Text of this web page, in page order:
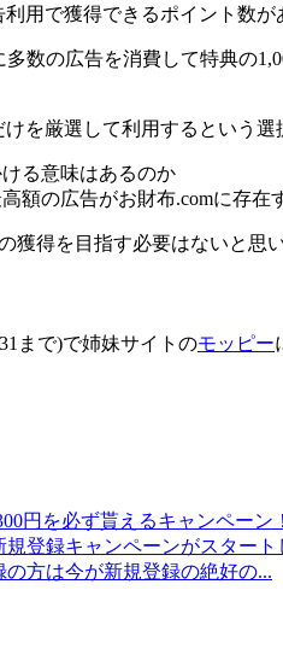
利用で獲得できるポイント数
数の広告を消費して特典の
を厳選して利用するという選
る意味はあるのか
額の広告がお財布.comに存在
獲得を目指す必要はないと思い
まで)で姉妹サイトのモッピー
円を必ず貰えるキャンペーン
登録キャンペーンがスター
方は今が新規登録の絶好の...